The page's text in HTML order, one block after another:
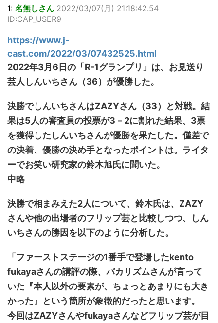
、大人っぽい表
を見せる姿で
。 あらわになっ
た腹筋など、美
いボディがとて
セクシーです
。 2枚目はモノ
ロショット ...
クシーニット姿の
カットから、笑顔
を引くランジェリ
ー姿のカットなど
盛りだくさんの内
容となっている。
http://www.rbbto
da ...
も再登場した。
紹介され、水着姿
を披露した。 ...
1: 名無しさん 2022/03/07(月) 21:18:42.54
ID:CAP_USER9
https://www.j-
cast.com/2022/03/07432525.html
2022年3月6日の「R-1グランプリ」は、お見送り
芸人しんいちさん（36）が優勝した。
決勝でしんいちさんはZAZYさん（33）と対戦。結
果は5人の審査員の投票が3－2に割れた結果、3票
を獲得したしんいちさんが優勝を果たした。僅差で
の決着、優勝の決め手となったポイントは。ライタ
ーでお笑い研究家の鈴木旭氏に聞いた。
中略
決勝で相まみえた2人について、鈴木氏は、ZAZY
さんや他の出場者のフリップ芸と比較しつつ、しん
いちさんの勝因を以下のように分析した。
「ファーストステージの1番手で登場したkento
fukayaさんの講評の際、バカリズムさんが言って
いた『本人以外の要素が、ちょっとあまりにも大き
かった』という箇所が象徴的だったと思います。
今回はZAZYさんやfukayaさんなどフリップ芸が目